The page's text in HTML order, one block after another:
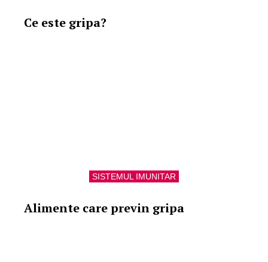
Ce este gripa?
SISTEMUL IMUNITAR
Alimente care previn gripa